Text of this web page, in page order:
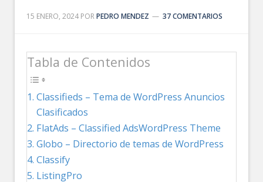
15 ENERO, 2024 PORPEDRO MENDEZ 37 COMENTARIOS
Tabla de Contenidos
Classifieds – Tema de WordPress Anuncios
Clasificados
FlatAds – Classified AdsWordPress Theme
Globo – Directorio de temas de WordPress
Classify
ListingPro